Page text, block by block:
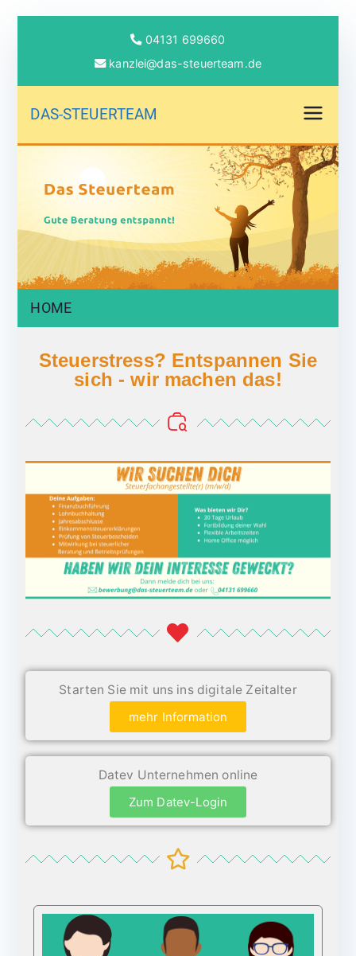
04131 699660
kanzlei@das-steuerteam.de
DAS-STEUERTEAM
HOME
Steuerstress? Entspannen Sie
sich - wir machen das!
Starten Sie mit uns ins digitale Zeitalter
mehr Information
Datev Unternehmen online
Zum Datev-Login